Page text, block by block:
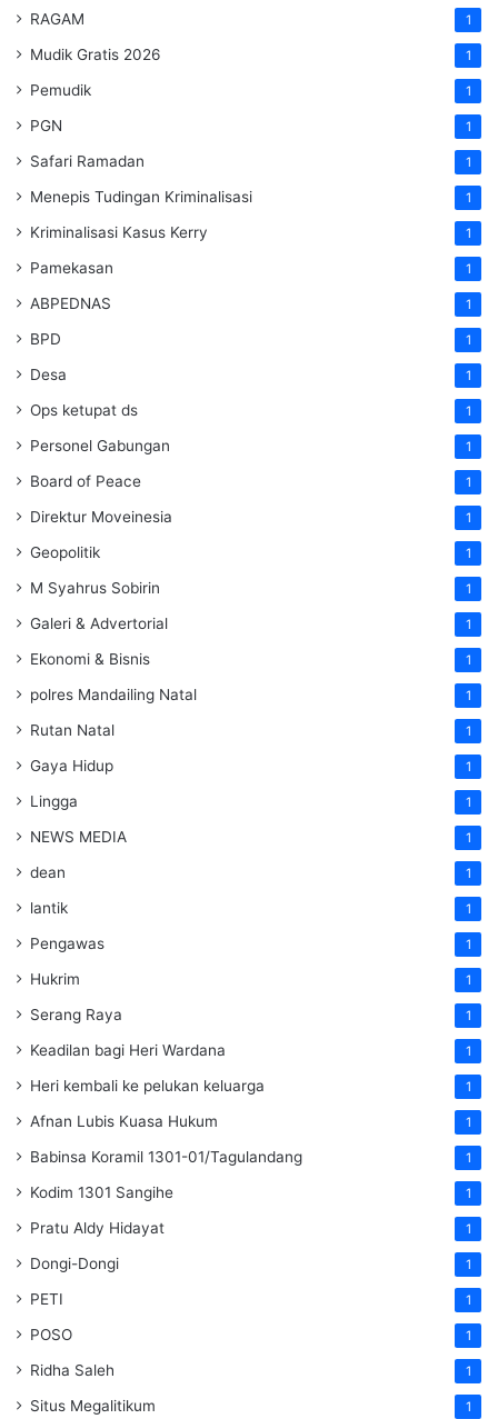
RAGAM 1
Mudik Gratis 2026 1
Pemudik 1
PGN 1
Safari Ramadan 1
Menepis Tudingan Kriminalisasi 1
Kriminalisasi Kasus Kerry 1
Pamekasan 1
ABPEDNAS 1
BPD 1
Desa 1
Ops ketupat ds 1
Personel Gabungan 1
Board of Peace 1
Direktur Moveinesia 1
Geopolitik 1
M Syahrus Sobirin 1
Galeri & Advertorial 1
Ekonomi & Bisnis 1
polres Mandailing Natal 1
Rutan Natal 1
Gaya Hidup 1
Lingga 1
NEWS MEDIA 1
dean 1
lantik 1
Pengawas 1
Hukrim 1
Serang Raya 1
Keadilan bagi Heri Wardana 1
Heri kembali ke pelukan keluarga 1
Afnan Lubis Kuasa Hukum 1
Babinsa Koramil 1301-01/Tagulandang 1
Kodim 1301 Sangihe 1
Pratu Aldy Hidayat 1
Dongi-Dongi 1
PETI 1
POSO 1
Ridha Saleh 1
Situs Megalitikum 1